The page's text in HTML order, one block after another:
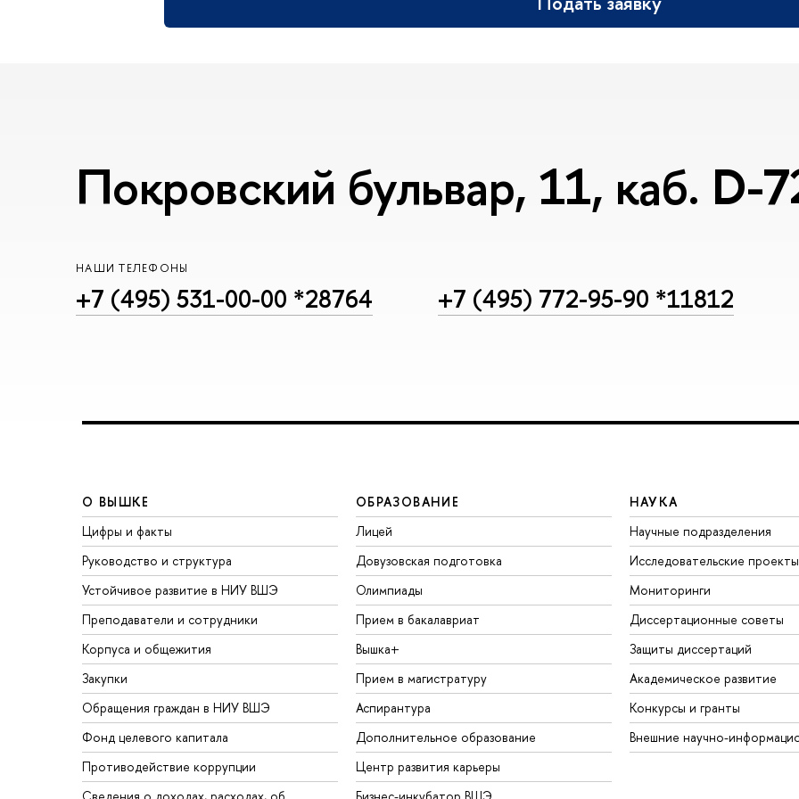
Покровский бульвар, 11, каб. D-
НАШИ ТЕЛЕФОНЫ
+7 (495) 531-00-00 *28764 +7 (495) 772-95-90 *11812
О ВЫШКЕ
Цифры и факты
Руководство и структура
Устойчивое развитие в НИУ ВШЭ
Преподаватели и сотрудники
Корпуса и общежития
Закупки
Обращения граждан в НИУ ВШЭ
Фонд целевого капитала
Противодействие коррупции
ОБРАЗОВАНИЕ
Лицей
Довузовская подготовка
Олимпиады
Прием в бакалавриат
Вышка+
Прием в магистратуру
Аспирантура
Дополнительное образование
Центр развития карьеры
НАУКА
Научные подразделения
Исследовательские проекты
Мониторинги
Диссертационные советы
Защиты диссертаций
Академическое развитие
Конкурсы и гранты
Внешние научно-